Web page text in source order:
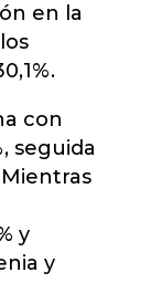
en la
con
seguida
y
y